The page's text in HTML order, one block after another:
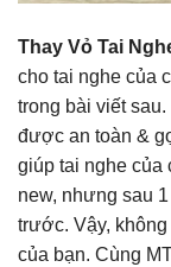
Thay Vỏ Tai
cho tai nghe của
trong bài viết
được an toàn &
giúp tai nghe của
new, nhưng sau
trước. Vậy,
của bạn. Cùng